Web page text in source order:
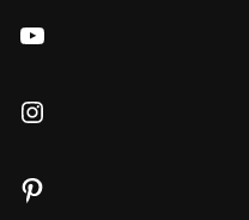
Youtube
Instagram
Pinterest